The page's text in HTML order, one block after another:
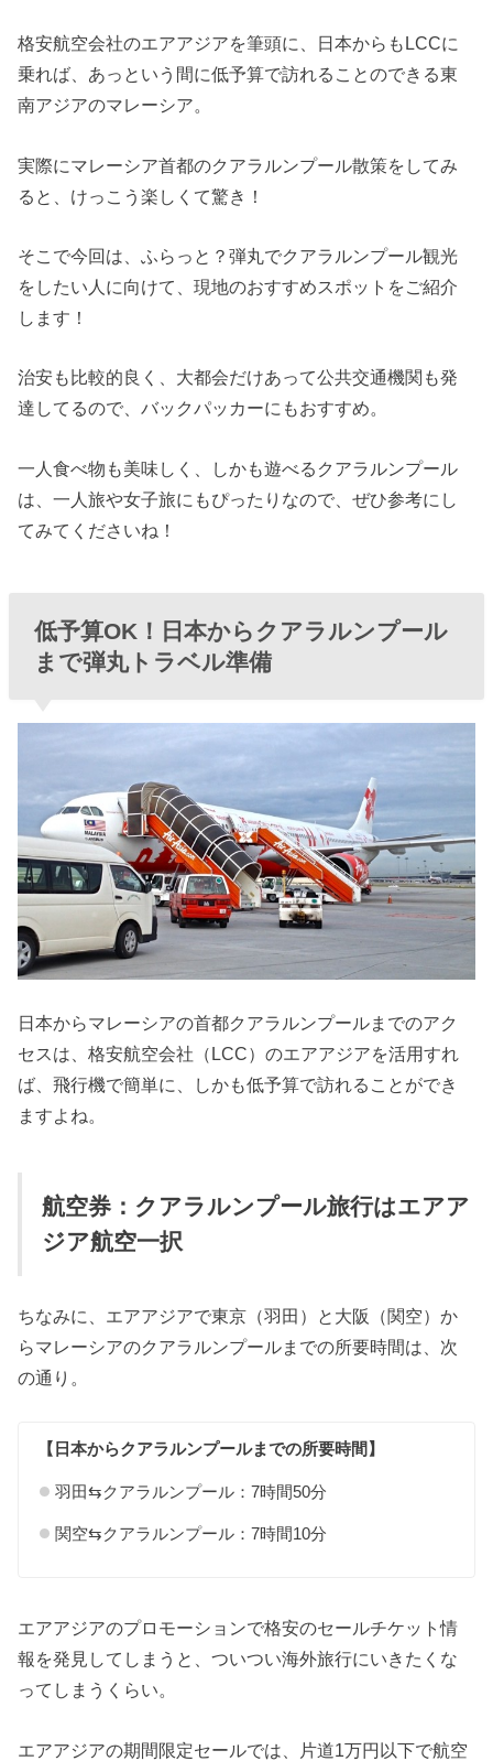
格安航空会社のエアアジアを筆頭に、日本からもLCCに
乗れば、あっという間に低予算で訪れることのできる東
南アジアのマレーシア。
実際にマレーシア首都のクアラルンプール散策をしてみ
ると、けっこう楽しくて驚き！
そこで今回は、ふらっと？弾丸でクアラルンプール観光
をしたい人に向けて、現地のおすすめスポットをご紹介
します！
治安も比較的良く、大都会だけあって公共交通機関も発
達してるので、バックパッカーにもおすすめ。
一人食べ物も美味しく、しかも遊べるクアラルンプール
は、一人旅や女子旅にもぴったりなので、ぜひ参考にし
てみてくださいね！
低予算OK！日本からクアラルンプール
まで弾丸トラベル準備
日本からマレーシアの首都クアラルンプールまでのアク
セスは、格安航空会社（LCC）のエアアジアを活用すれ
ば、飛行機で簡単に、しかも低予算で訪れることができ
ますよね。
航空券：クアラルンプール旅行はエアア
ジア航空一択
ちなみに、エアアジアで東京（羽田）と大阪（関空）か
らマレーシアのクアラルンプールまでの所要時間は、次
の通り。
【日本からクアラルンプールまでの所要時間】
羽田⇆クアラルンプール：7時間50分
関空⇆クアラルンプール：7時間10分
エアアジアのプロモーションで格安のセールチケット情
報を発見してしまうと、ついつい海外旅行にいきたくな
ってしまうくらい。
エアアジアの期間限定セールでは、片道1万円以下で航空